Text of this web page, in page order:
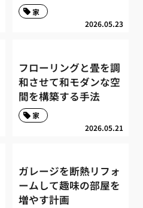
2026.05.23
家
フローリングと畳を調
和させて和モダンな空
間を構築する手法
2026.05.21
家
ガレージを断熱リフォ
ームして趣味の部屋を
増やす計画